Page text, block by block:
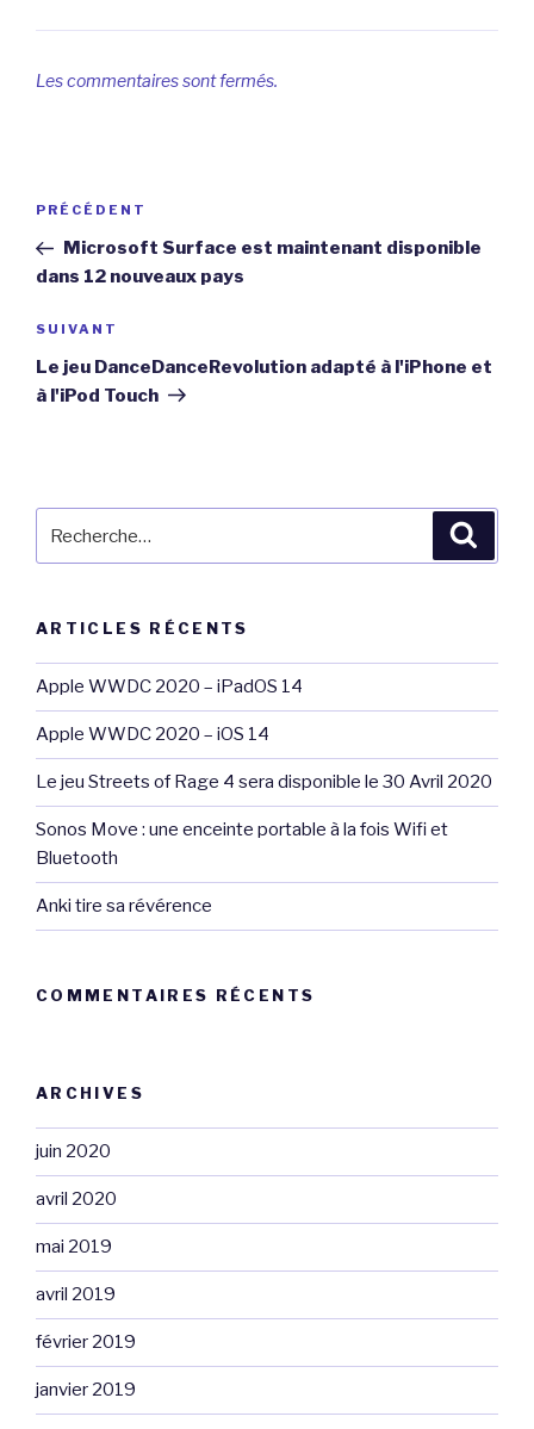
Les commentaires sont fermés.
Navigation
l’article
Article
précédent
PRÉCÉDENT
Microsoft Surface est maintenant disponible
dans 12 nouveaux pays
Article
suivant
SUIVANT
Le jeu DanceDanceRevolution adapté à l'iPhone et
à l'iPod Touch
pour
ARTICLES RÉCENTS
Apple WWDC 2020 – iPadOS 14
Apple WWDC 2020 – iOS 14
Le jeu Streets of Rage 4 sera disponible le 30 Avril 2020
Sonos Move : une enceinte portable à la fois Wifi et
Bluetooth
Anki tire sa révérence
COMMENTAIRES RÉCENTS
ARCHIVES
juin 2020
avril 2020
mai 2019
avril 2019
février 2019
janvier 2019